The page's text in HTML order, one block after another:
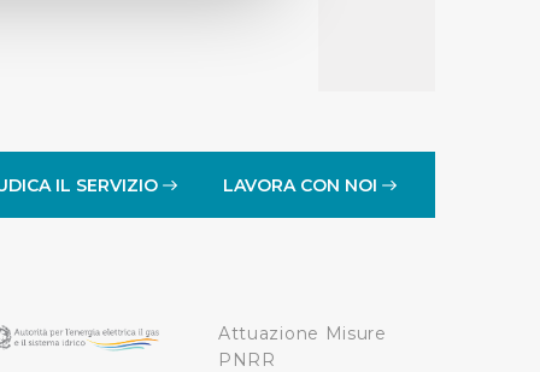
che l’Utente ha fornito
i singoli cookie
IL SERVIZIO LAVORA CON NOI
Attuazione Misure
PNRR